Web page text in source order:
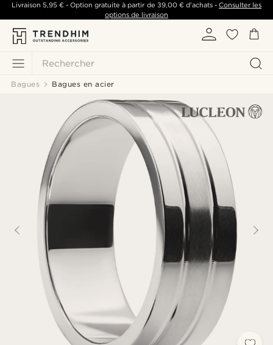
Rechercher
Livraison 5,95 €- Option gratuite à partir de 39,00 €d'achats -Consulter les
options de livraison
Bagues Bagues en acier